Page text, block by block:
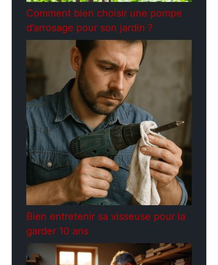
Comment bien choisir une pompe
d’arrosage pour son jardin ?
Bien entretenir sa visseuse pour la
garder 10 ans